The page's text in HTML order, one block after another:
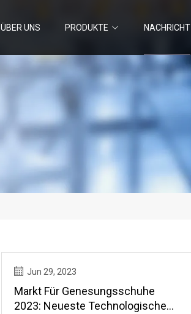
ÜBER UNS PRODUKTE NACHRICHT
Jun 29, 2023
Markt Für Genesungsschuhe
2023: Neueste Technologische